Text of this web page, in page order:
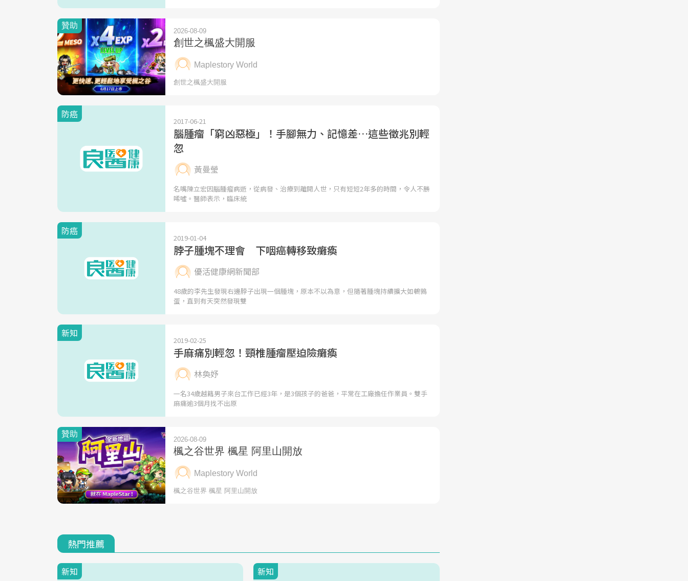
防癌
2017-06-21
腦腫瘤「窮凶惡極」！手腳無力、記憶差…這些徵兆別輕
忽
黃曼瑩
名嘴陳立宏因腦腫瘤病逝，從病發、治療到離開人世，只有短短2年多的時間，令人不勝
唏噓。醫師表示，臨床統
防癌
2019-01-04
脖子腫塊不理會 下咽癌轉移致癱瘓
優活健康網新聞部
48歲的李先生發現右邊脖子出現一個腫塊，原本不以為意，但隨著腫塊持續擴大如鵪鶉
蛋，直到有天突然發現雙
新知
2019-02-25
手麻痛別輕忽！頸椎腫瘤壓迫險癱瘓
林奐妤
一名34歲越籍男子來台工作已經3年，是3個孩子的爸爸，平常在工廠擔任作業員。雙手
麻痛逾3個月找不出原
熱門推薦
新知 新知